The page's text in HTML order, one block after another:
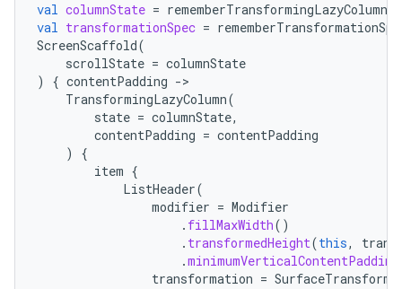
val columnState =
val transformationSpec =
ScreenScaffold(
scrollState = columnState
)
{ contentPadding -
TransformingLazyColumn(
state = columnState,
contentPadding = contentPadding
)
{
item {
ListHeader(
modifier = Modifier
. fillMaxWidth()
. transformedHeight(this,
.minimumVerticalContentPadding
transformation =